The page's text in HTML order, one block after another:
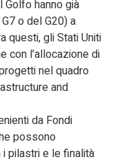
Golfo hanno già
o del G20) a
questi, gli Stati Uniti
con l’allocazione di
nel quadro
and
da Fondi
possono
pilastri e le finalità